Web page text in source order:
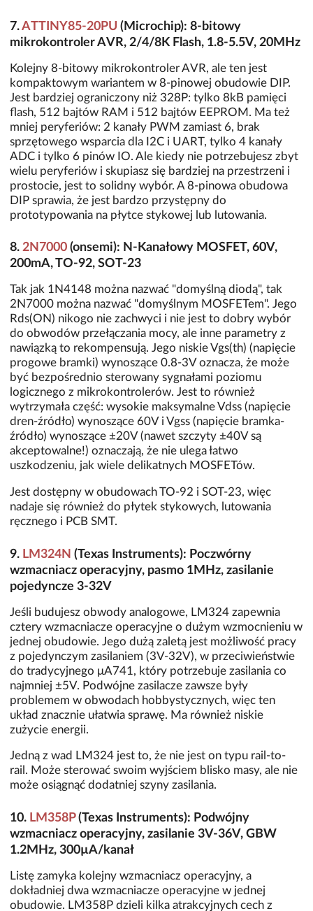
7.ATTINY85-20PU (Microchip): 8-bitowy
mikrokontroler AVR, 2/4/8K Flash, 1.8-5.5V, 20MHz
Kolejny 8-bitowy mikrokontroler AVR, ale ten jest
kompaktowym wariantem w 8-pinowej obudowie DIP.
Jest bardziej ograniczony niż 328P: tylko 8kB pamięci
flash, 512 bajtów RAM i 512 bajtów EEPROM. Ma też
mniej peryferiów: 2 kanały PWM zamiast 6, brak
sprzętowego wsparcia dla I2C i UART, tylko 4 kanały
ADC i tylko 6 pinów IO. Ale kiedy nie potrzebujesz zbyt
wielu peryferiów i skupiasz się bardziej na przestrzeni i
prostocie, jest to solidny wybór. A 8-pinowa obudowa
DIP sprawia, że jest bardzo przystępny do
prototypowania na płytce stykowej lub lutowania.
8. 2N7000 (onsemi): N-Kanałowy MOSFET, 60V,
200mA, TO-92, SOT-23
Tak jak 1N4148 można nazwać "domyślną diodą", tak
2N7000 można nazwać "domyślnym MOSFETem". Jego
Rds(ON) nikogo nie zachwyci i nie jest to dobry wybór
do obwodów przełączania mocy, ale inne parametry z
nawiązką to rekompensują. Jego niskie Vgs(th) (napięcie
progowe bramki) wynoszące 0.8-3V oznacza, że może
być bezpośrednio sterowany sygnałami poziomu
logicznego z mikrokontrolerów. Jest to również
wytrzymała część: wysokie maksymalne Vdss (napięcie
dren-źródło) wynoszące 60V i Vgss (napięcie bramka-
źródło) wynoszące ±20V (nawet szczyty ±40V są
akceptowalne!) oznaczają, że nie ulega łatwo
uszkodzeniu, jak wiele delikatnych MOSFETów.
Jest dostępny w obudowach TO-92 i SOT-23, więc
nadaje się również do płytek stykowych, lutowania
ręcznego i PCB SMT.
9. LM324N (Texas Instruments): Poczwórny
wzmacniacz operacyjny, pasmo 1MHz, zasilanie
pojedyncze 3-32V
Jeśli budujesz obwody analogowe, LM324 zapewnia
cztery wzmacniacze operacyjne o dużym wzmocnieniu w
jednej obudowie. Jego dużą zaletą jest możliwość pracy
z pojedynczym zasilaniem (3V-32V), w przeciwieństwie
do tradycyjnego μA741, który potrzebuje zasilania co
najmniej ±5V. Podwójne zasilacze zawsze były
problemem w obwodach hobbystycznych, więc ten
układ znacznie ułatwia sprawę. Ma również niskie
zużycie energii.
Jedną z wad LM324 jest to, że nie jest on typu rail-to-
rail. Może sterować swoim wyjściem blisko masy, ale nie
może osiągnąć dodatniej szyny zasilania.
10. LM358P(Texas Instruments): Podwójny
wzmacniacz operacyjny, zasilanie 3V-36V, GBW
1.2MHz, 300µA/kanał
Listę zamyka kolejny wzmacniacz operacyjny, a
dokładniej dwa wzmacniacze operacyjne w jednej
obudowie. LM358P dzieli kilka atrakcyjnych cech z